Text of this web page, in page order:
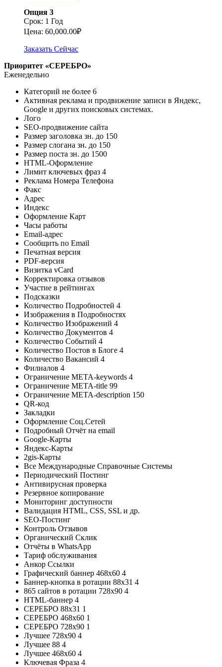
Опция 3
Срок: 1 Год
Цена: 60,000.00₽
Заказать Сейчас
Приоритет «СЕРЕБРО»
Еженедельно
Категорий не более 6
Активная реклама и продвижение записи в Яндекс,
Google и других поисковых системах.
Лого
SEO-продвижение сайта
Размер заголовка зн. до 150
Размер слогана зн. до 150
Размер поста зн. до 1500
HTML-Оформление
Лимит ключевых фраз 4
Реклама Номера Телефона
Факс
Адрес
Индекс
Оформление Карт
Часы работы
Email-адрес
Сообщить по Email
Печатная версия
PDF-версия
Визитка vCard
Корректировка отзывов
Участие в рейтингах
Подсказки
Количество Подробностей 4
Изображения в Подробностях
Количество Изображений 4
Количество Документов 4
Количество Событий 4
Количество Постов в Блоге 4
Количество Вакансий 4
Филиалов 4
Ограничение META-keywords 4
Ограничение META-title 99
Ограничение META-description 150
QR-код
Закладки
Оформление Соц.Сетей
Подробный Отчёт на email
Google-Карты
Яндекс-Карты
2gis-Карты
Все Международные Справочные Системы
Периодический Постинг
Антивирусная проверка
Резервное копирование
Мониторинг доступности
Валидация HTML, CSS, SSL и др.
SEO-Постинг
Контроль Отзывов
Органический Склик
Отчёты в WhatsApp
Тариф обслуживания
Анкор Ссылки
Графический баннер 468x60 4
Баннер-кнопка в ротации 88х31 4
865 сайтов в ротации 728х90 4
HTML-баннер 4
СЕРЕБРО 88х31 1
СЕРЕБРО 468х60 1
СЕРЕБРО 728х90 1
Лучшее 728х90 4
Лучшее 88 4
Лучшее 468х60 4
Ключевая Фраза 4